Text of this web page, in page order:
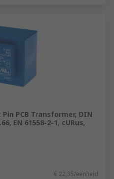
PCB Transformer, DIN
EN 61558-2-1, cURus,
€ 22,35/eenheid